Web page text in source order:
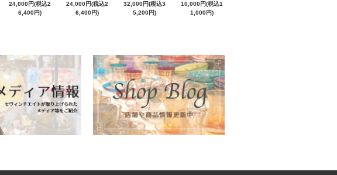
24,000円(税込2
6,400円)
24,000円(税込2
6,400円)
32,000円(税込3
5,200円)
10,000円(税込1
1,000円)